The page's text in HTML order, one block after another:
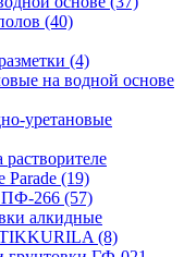
(40)
(4)
на водной основе
уретановые
Parade (19)
ПФ-266 (57)
алкидные
TIKKURILA (8)